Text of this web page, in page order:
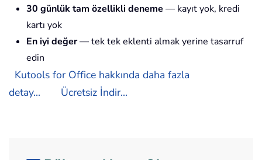
30 günlük tam özellikli deneme — kayıt yok, kredi
kartı yok
En iyi değer— tek tek eklenti almak yerine tasarruf
edin
Kutools for Office hakkında daha fazla
detay...
Ücretsiz İndir...